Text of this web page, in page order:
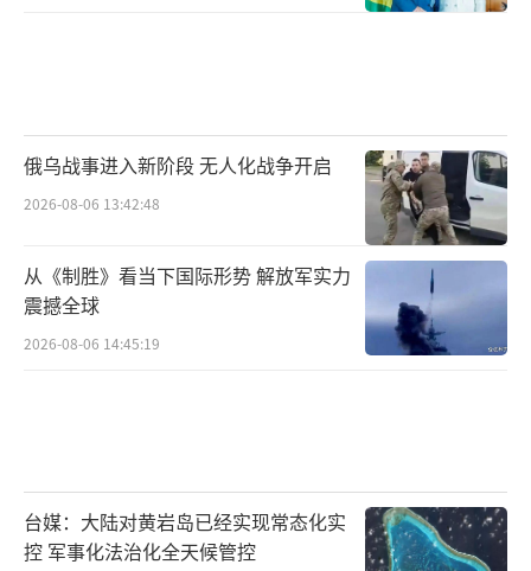
俄乌战事进入新阶段 无人化战争开启
2026-08-06 13:42:48
从《制胜》看当下国际形势 解放军实力
震撼全球
2026-08-06 14:45:19
台媒：大陆对黄岩岛已经实现常态化实
控 军事化法治化全天候管控